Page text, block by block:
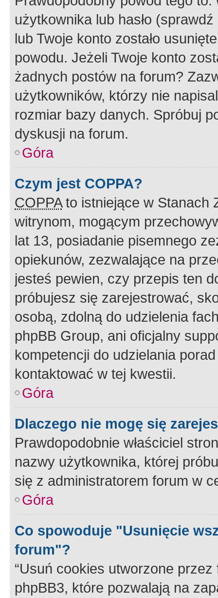
użytkownika lub hasło
lub Twoje konto zostało
powodu. Jeżeli Twoje konto
żadnych postów na forum?
użytkowników, którzy nie
rozmiar bazy danych. Spróbuj
dyskusji na forum.
Góra
Czym jest COPPA?
COPPAto istniejące w Stanach
witrynom, mogącym
lat 13, posiadanie pisemnego
opiekunów, zezwalające na
jesteś pewien, czy przepis ten
próbujesz się zarejestrować,
osobą, zdolną do udzielenia
phpBB Group, ani oficjalny
kompetencji do udzielania
kontaktować w tej kwestii.
Góra
Dlaczego nie mogę się
Prawdopodobnie właściciel
nazwy użytkownika, której
się z administratorem forum w
Góra
Co spowoduje "Usunięcie
forum"?
“Usuń cookies utworzone
phpBB3, które pozwalają na